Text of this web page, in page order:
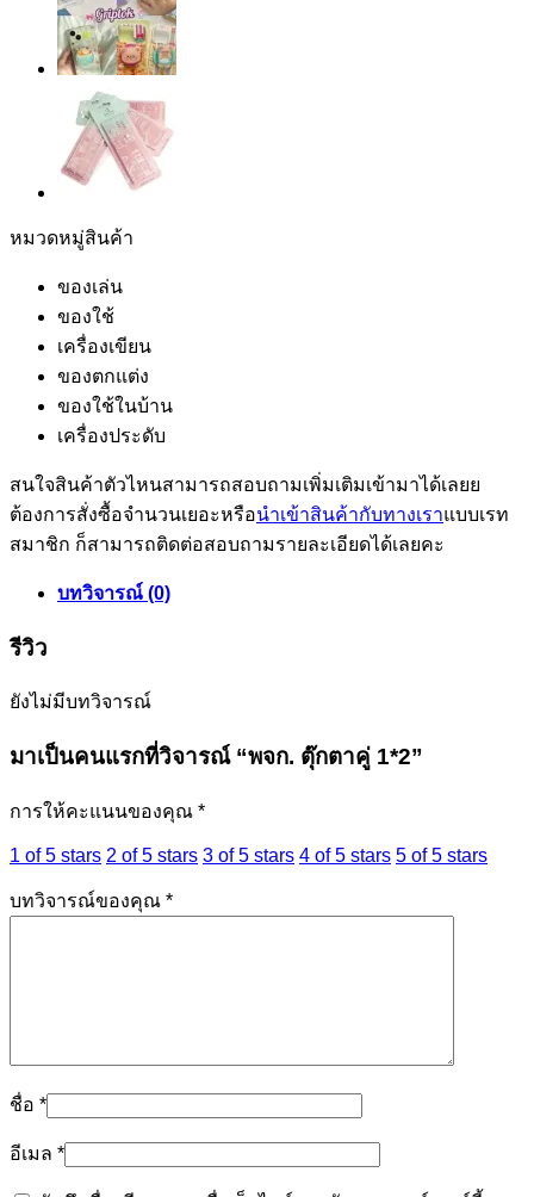
หมวดหมู่สินค้า
ของเล่น
ของใช้
เครื่องเขียน
ของตกแต่ง
ของใช้ในบ้าน
เครื่องประดับ
สนใจสินค้าตัวไหนสามารถสอบถามเพิ่มเติมเข้ามาได้เลยย
ต้องการสั่งซื้อจำนวนเยอะหรือนำเข้าสินค้ากับทางเราแบบเรท
สมาชิก ก็สามารถติดต่อสอบถามรายละเอียดได้เลยคะ
บทวิจารณ์ (0)
รีวิว
ยังไม่มีบทวิจารณ์
มาเป็นคนแรกที่วิจารณ์ “พจก. ตุ๊กตาคู่ 1*2”
การให้คะแนนของคุณ *
1 of 5 stars 2 of 5 stars 3 of 5 stars 4 of 5 stars 5 of 5 stars
บทวิจารณ์ของคุณ *
ชื่อ *
อีเมล *